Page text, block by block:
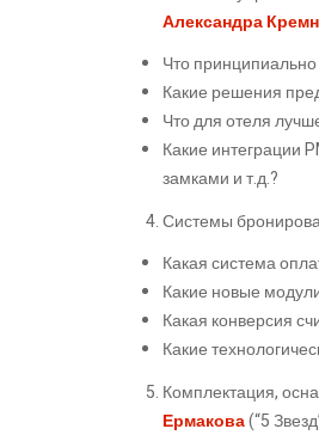
Александра
Что
Какие решения
Что для отеля
Какие интеграции
замками и т.д.?
Системы
Какая система
Какие новые
Какая конверсия
Какие
Комплектация,
Ермакова(“5